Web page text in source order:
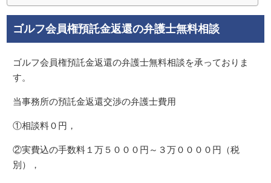
ゴルフ会員権預託金返還の弁護士無料相談
ゴルフ会員権預託金返還の弁護士無料相談を承っておりま
す。
当事務所の預託金返還交渉の弁護士費用
①相談料０円，
②実費込の手数料１万５０００円～３万００００円（税
別），